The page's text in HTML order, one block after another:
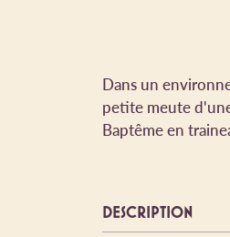
Dans un
petite meute
Baptême en
DESCRIPTION